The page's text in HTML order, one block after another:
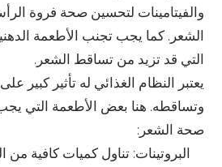
والفيتامينات لتحسين صحة فروة
الشعر. كما يجب تجنب الأطعمة
التي قد تزيد من تساقط الشعر.
يعتبر النظام الغذائي له تأثير كبير
وتساقطه. هنا بعض الأطعمة التي
صحة الشعر: